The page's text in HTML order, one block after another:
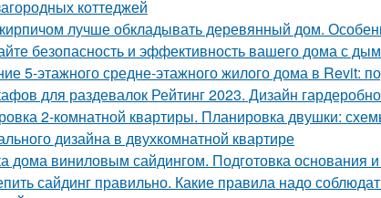
коттеджей
лучше обкладывать деревянный дом.
безопасность и эффективность вашего дома с
5-этажного средне-этажного жилого дома в Revit:
для раздевалок Рейтинг 2023. Дизайн
2-комнатной квартиры. Планировка двушки:
дизайна в двухкомнатной квартире
дома виниловым сайдингом. Подготовка основания
сайдинг правильно. Какие правила надо